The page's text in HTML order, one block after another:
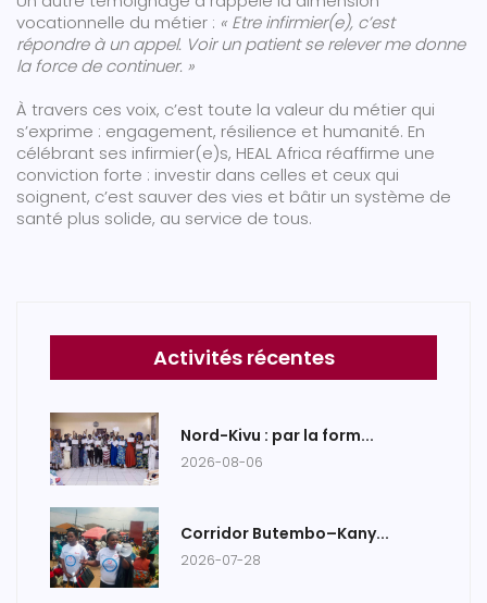
vocationnelle du métier : « Etre infirmier(e), c’est
répondre à un appel. Voir un patient se relever me donne
la force de continuer. »
À travers ces voix, c’est toute la valeur du métier qui
s’exprime : engagement, résilience et humanité. En
célébrant ses infirmier(e)s, HEAL Africa réaffirme une
conviction forte : investir dans celles et ceux qui
soignent, c’est sauver des vies et bâtir un système de
santé plus solide, au service de tous.
Activités récentes
Nord-Kivu : par la form...
2026-08-06
Corridor Butembo–Kany...
2026-07-28